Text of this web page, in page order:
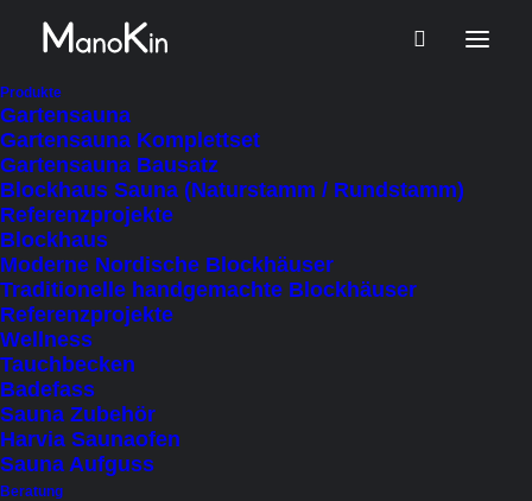
Produkte
Gartensauna
Gartensauna Komplettset
Gartensauna Bausatz
Blockhaus Sauna (Naturstamm / Rundstamm)
Referenzprojekte
Blockhaus
Moderne Nordische Blockhäuser
Traditionelle handgemachte Blockhäuser
Referenzprojekte
Wellness
Tauchbecken
Badefass
Sauna Zubehör
Harvia Saunaofen
Sauna Aufguss
Beratung
Start Produkt Dämmung PIR-Dämmplatte, alukaschiert
PIR-Dämmplatte, alukaschiert
Filter ausblenden